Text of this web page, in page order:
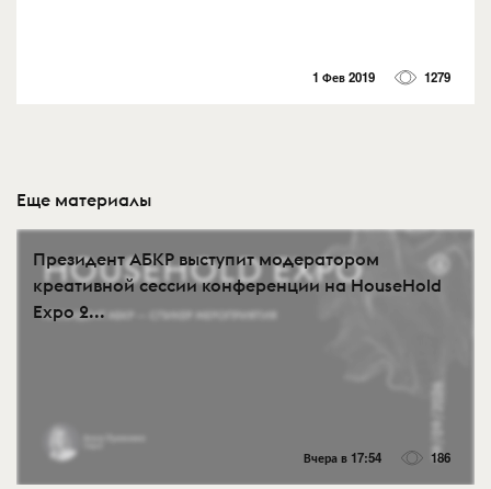
1 Фев 2019 1279
Еще материалы
Президент АБКР выступит модератором
креативной сессии конференции на HouseHold
Expo 2...
Вчера в 17:54 186